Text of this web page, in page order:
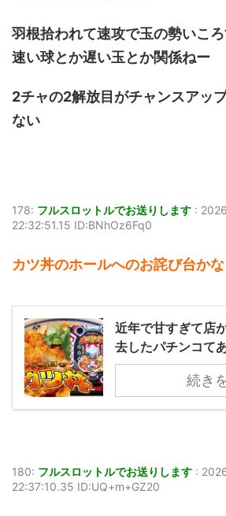
羽根拾われて速攻で玉の勢いこ
速い球とか遅い玉とか関係ねー
2チャの2解放目がチャンスアッ
ない
178: フルスロットルでお送りします :
22:32:51.15 ID:BNhOz6Fq0
カツ丼のホールへのお詫び台かな
近年で甘すぎて店
去したパチンコて
続き
180: フルスロットルでお送りします :
22:37:10.35 ID:UQ+m+GZ20